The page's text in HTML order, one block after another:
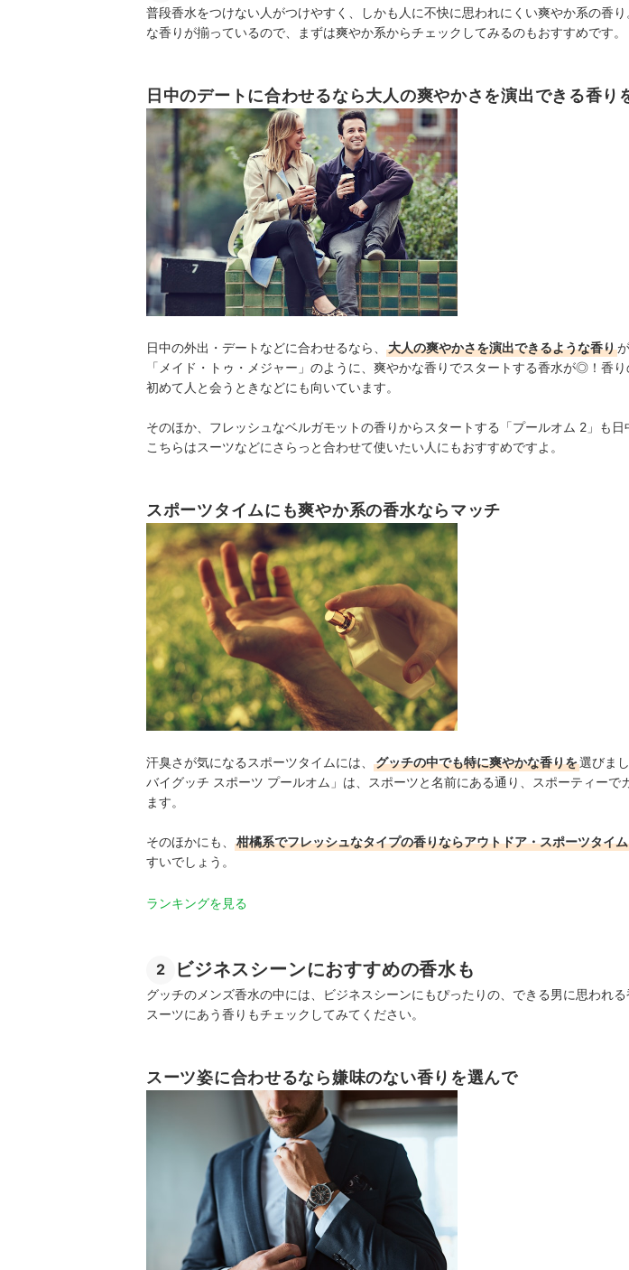
普段香水をつけない人がつけやすく、しかも人に不快に思われにくい爽やか系の香
な香りが揃っているので、まずは爽やか系からチェックしてみるのもおすすめです。
日中のデートに合わせるなら大人の爽やかさを演出できる香り
日中の外出・デートなどに合わせるなら、 大人の爽やかさを演出できるような香り
「メイド・トゥ・メジャー」のように、爽やかな香りでスタートする香水が◎！香り
初めて人と会うときなどにも向いています。
そのほか、フレッシュなベルガモットの香りからスタートする「プールオム 2」も日
こちらはスーツなどにさらっと合わせて使いたい人にもおすすめですよ。
スポーツタイムにも爽やか系の香水ならマッチ
汗臭さが気になるスポーツタイムには、 グッチの中でも特に爽やかな香りを選びま
バイグッチ スポーツ プールオム」は、スポーツと名前にある通り、スポーティーで
ます。
そのほかにも、 柑橘系でフレッシュなタイプの香りならアウトドア・スポーツタイ
すいでしょう。
ランキングを見る
2 ビジネスシーンにおすすめの香水も
グッチのメンズ香水の中には、ビジネスシーンにもぴったりの、できる男に思われる
スーツにあう香りもチェックしてみてください。
スーツ姿に合わせるなら嫌味のない香りを選んで